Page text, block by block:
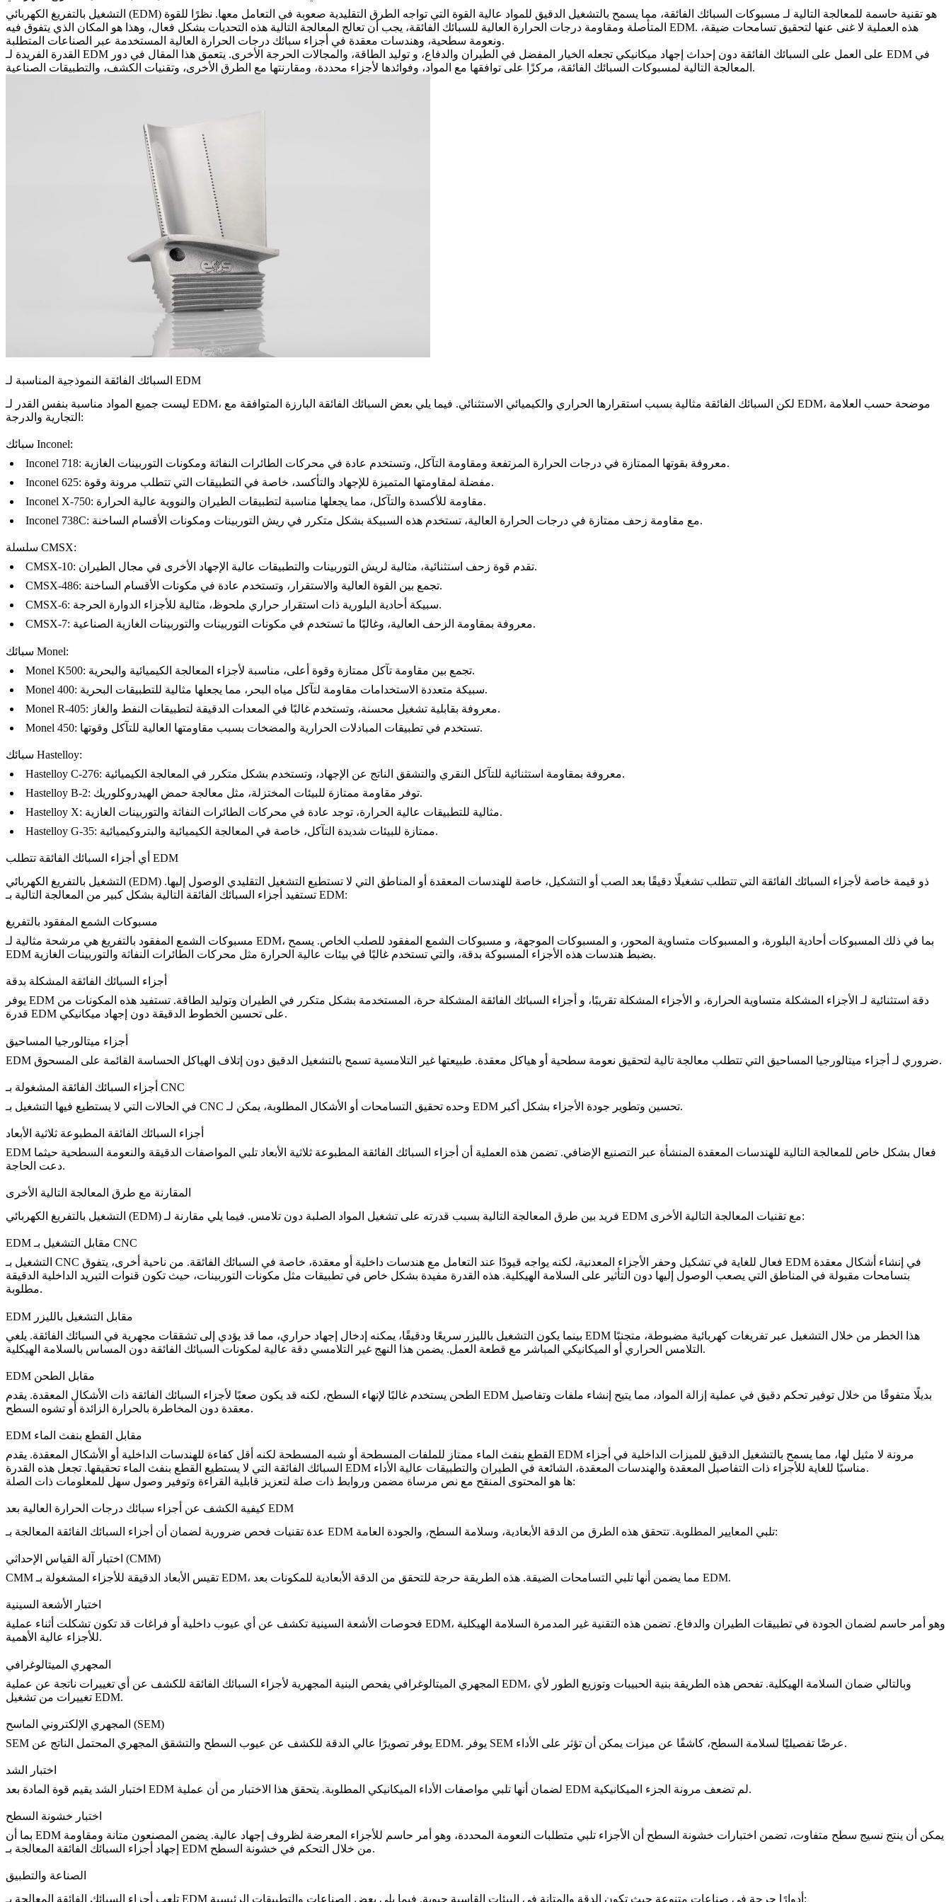
التشغيل بالتفريغ الكهربائي (EDM)
هو تقنية حاسمة للمعالجة التالية لـ مسبوكات السبائك الفائقة، مما يسمح بالتشغيل الدقيق للمواد عالية القوة التي تواجه الطرق التقليدية صعوبة في التعامل معها. نظرًا للقوة
المتأصلة ومقاومة درجات الحرارة العالية للسبائك الفائقة، يجب أن تعالج المعالجة التالية هذه التحديات بشكل فعال، وهذا هو المكان الذي يتفوق فيه EDM. هذه العملية لا غنى عنها لتحقيق تسامحات ضيقة،
ونعومة سطحية، وهندسات معقدة في أجزاء سبائك درجات الحرارة العالية
المستخدمة عبر الصناعات المتطلبة.
القدرة الفريدة لـ EDM على العمل على السبائك الفائقة دون إحداث إجهاد ميكانيكي تجعله الخيار المفضل في الطيران والدفاع، و توليد الطاقة، والمجالات الحرجة الأخرى. يتعمق هذا المقال في دور EDM في
المعالجة التالية لمسبوكات السبائك الفائقة، مركزًا على توافقها مع المواد، وفوائدها لأجزاء محددة، ومقارنتها مع الطرق الأخرى، وتقنيات الكشف، والتطبيقات الصناعية.
السبائك الفائقة النموذجية المناسبة لـ EDM
ليست جميع المواد مناسبة بنفس القدر لـ EDM، لكن السبائك الفائقة مثالية بسبب استقرارها الحراري والكيميائي الاستثنائي. فيما يلي بعض السبائك الفائقة البارزة المتوافقة مع EDM، موضحة حسب العلامة
التجارية والدرجة:
سبائك Inconel:
Inconel 718
: معروفة بقوتها الممتازة في درجات الحرارة المرتفعة ومقاومة التآكل، وتستخدم عادة في محركات الطائرات النفاثة ومكونات التوربينات الغازية.
Inconel 625
: مفضلة لمقاومتها المتميزة للإجهاد والتأكسد، خاصة في التطبيقات التي تتطلب مرونة وقوة.
Inconel X-750
: مقاومة للأكسدة والتآكل، مما يجعلها مناسبة لتطبيقات الطيران والنووية عالية الحرارة.
Inconel 738C
: مع مقاومة زحف ممتازة في درجات الحرارة العالية، تستخدم هذه السبيكة بشكل متكرر في ريش التوربينات ومكونات الأقسام الساخنة.
سلسلة CMSX:
CMSX-10
: تقدم قوة زحف استثنائية، مثالية لريش التوربينات والتطبيقات عالية الإجهاد الأخرى في مجال الطيران.
CMSX-486
: تجمع بين القوة العالية والاستقرار، وتستخدم عادة في مكونات الأقسام الساخنة.
CMSX-6
: سبيكة أحادية البلورية ذات استقرار حراري ملحوظ، مثالية للأجزاء الدوارة الحرجة.
CMSX-7
: معروفة بمقاومة الزحف العالية، وغالبًا ما تستخدم في مكونات التوربينات والتوربينات الغازية الصناعية.
سبائك Monel:
Monel K500
: تجمع بين مقاومة تآكل ممتازة وقوة أعلى، مناسبة لأجزاء المعالجة الكيميائية والبحرية.
Monel 400
: سبيكة متعددة الاستخدامات مقاومة لتآكل مياه البحر، مما يجعلها مثالية للتطبيقات البحرية.
Monel R-405
: معروفة بقابلية تشغيل محسنة، وتستخدم غالبًا في المعدات الدقيقة لتطبيقات النفط والغاز.
Monel 450
: تستخدم في تطبيقات المبادلات الحرارية والمضخات بسبب مقاومتها العالية للتآكل وقوتها.
سبائك Hastelloy:
Hastelloy C-276
: معروفة بمقاومة استثنائية للتآكل النقري والتشقق الناتج عن الإجهاد، وتستخدم بشكل متكرر في المعالجة الكيميائية.
Hastelloy B-2
: توفر مقاومة ممتازة للبيئات المختزلة، مثل معالجة حمض الهيدروكلوريك.
Hastelloy X
: مثالية للتطبيقات عالية الحرارة، توجد عادة في محركات الطائرات النفاثة والتوربينات الغازية.
Hastelloy G-35
: ممتازة للبيئات شديدة التآكل، خاصة في المعالجة الكيميائية والبتروكيميائية.
أي أجزاء السبائك الفائقة تتطلب EDM
التشغيل بالتفريغ الكهربائي (EDM) ذو قيمة خاصة لأجزاء السبائك الفائقة التي تتطلب تشغيلًا دقيقًا بعد الصب أو التشكيل، خاصة للهندسات المعقدة أو المناطق التي لا تستطيع التشغيل التقليدي الوصول إليها.
تستفيد أجزاء السبائك الفائقة التالية بشكل كبير من المعالجة التالية بـ EDM:
مسبوكات الشمع المفقود بالتفريغ
مسبوكات الشمع المفقود بالتفريغ
هي مرشحة مثالية لـ EDM، بما في ذلك المسبوكات أحادية البلورة، و المسبوكات متساوية المحور ، و المسبوكات الموجهة، و مسبوكات الشمع المفقود للصلب الخاص. يسمح
EDM بضبط هندسات هذه الأجزاء المسبوكة بدقة، والتي تستخدم غالبًا في بيئات عالية الحرارة مثل محركات الطائرات النفاثة والتوربينات الغازية.
أجزاء السبائك الفائقة المشكلة بدقة
يوفر EDM دقة استثنائية لـ الأجزاء المشكلة متساوية الحرارة، و الأجزاء المشكلة تقريبًا، و أجزاء السبائك الفائقة المشكلة حرة، المستخدمة بشكل متكرر في الطيران وتوليد الطاقة. تستفيد هذه المكونات من
قدرة EDM على تحسين الخطوط الدقيقة دون إجهاد ميكانيكي.
أجزاء ميتالورجيا المساحيق
EDM ضروري لـ أجزاء ميتالورجيا المساحيق التي تتطلب معالجة تالية لتحقيق نعومة سطحية أو هياكل معقدة. طبيعتها غير التلامسية تسمح بالتشغيل الدقيق دون إتلاف الهياكل الحساسة القائمة على المسحوق.
أجزاء السبائك الفائقة المشغولة بـ CNC
في الحالات التي لا يستطيع فيها التشغيل بـ CNC وحده تحقيق التسامحات أو الأشكال المطلوبة، يمكن لـ EDM تحسين وتطوير جودة الأجزاء بشكل أكبر.
أجزاء السبائك الفائقة المطبوعة ثلاثية الأبعاد
EDM فعال بشكل خاص للمعالجة التالية للهندسات المعقدة المنشأة عبر
التصنيع الإضافي. تضمن هذه العملية أن أجزاء السبائك الفائقة المطبوعة ثلاثية الأبعاد تلبي المواصفات الدقيقة والنعومة السطحية حيثما
دعت الحاجة.
المقارنة مع طرق المعالجة التالية الأخرى
التشغيل بالتفريغ الكهربائي (EDM)
فريد بين طرق المعالجة التالية بسبب قدرته على تشغيل المواد الصلبة دون تلامس. فيما يلي مقارنة لـ EDM مع تقنيات المعالجة التالية الأخرى:
EDM مقابل التشغيل بـ CNC
التشغيل بـ CNC
بتسامحات مقبولة في المناطق التي يصعب الوصول إليها دون التأثير على السلامة الهيكلية. هذه القدرة مفيدة بشكل خاص في تطبيقات مثل مكونات التوربينات، حيث تكون قنوات التبريد الداخلية الدقيقة
مطلوبة.
EDM مقابل التشغيل بالليزر
بينما يكون التشغيل بالليزر سريعًا ودقيقًا، يمكنه إدخال إجهاد حراري، مما قد يؤدي إلى تشققات مجهرية في السبائك الفائقة. يلغي EDM هذا الخطر من خلال التشغيل عبر تفريغات كهربائية مضبوطة، متجنبًا
التلامس الحراري أو الميكانيكي المباشر مع قطعة العمل. يضمن هذا النهج غير التلامسي دقة عالية لمكونات السبائك الفائقة دون المساس بالسلامة الهيكلية.
EDM مقابل الطحن
الطحن يستخدم غالبًا لإنهاء السطح، لكنه قد يكون صعبًا لأجزاء السبائك الفائقة ذات الأشكال المعقدة. يقدم EDM بديلًا متفوقًا من خلال توفير تحكم دقيق في عملية إزالة المواد، مما يتيح إنشاء ملفات وتفاصيل
معقدة دون المخاطرة بالحرارة الزائدة أو تشوه السطح.
EDM مقابل القطع بنفث الماء
القطع بنفث الماء ممتاز للملفات المسطحة أو شبه المسطحة لكنه أقل كفاءة للهندسات الداخلية أو الأشكال المعقدة. يقدم EDM مرونة لا مثيل لها، مما يسمح بالتشغيل الدقيق للميزات الداخلية في أجزاء
السبائك الفائقة التي لا يستطيع القطع بنفث الماء تحقيقها. تجعل هذه القدرة EDM مناسبًا للغاية للأجزاء ذات التفاصيل المعقدة والهندسات المعقدة، الشائعة في الطيران والتطبيقات عالية الأداء.
ها هو المحتوى المنقح مع نص مرساة مضمن وروابط ذات صلة لتعزيز قابلية القراءة وتوفير وصول سهل للمعلومات ذات الصلة:
كيفية الكشف عن أجزاء سبائك درجات الحرارة العالية بعد EDM
عدة تقنيات فحص ضرورية لضمان أن أجزاء السبائك الفائقة المعالجة بـ EDM تلبي المعايير المطلوبة. تتحقق هذه الطرق من الدقة الأبعادية، وسلامة السطح، والجودة العامة:
اختبار آلة القياس الإحداثي (CMM)
CMM
تقيس الأبعاد الدقيقة للأجزاء المشغولة بـ EDM، مما يضمن أنها تلبي التسامحات الضيقة. هذه الطريقة حرجة للتحقق من الدقة الأبعادية للمكونات بعد EDM.
اختبار الأشعة السينية
فحوصات الأشعة السينية تكشف عن أي عيوب داخلية أو فراغات قد تكون تشكلت أثناء عملية EDM، وهو أمر حاسم لضمان الجودة في تطبيقات الطيران والدفاع. تضمن هذه التقنية غير المدمرة السلامة الهيكلية
للأجزاء عالية الأهمية.
المجهري الميتالوغرافي
المجهري الميتالوغرافي يفحص البنية المجهرية لأجزاء السبائك الفائقة للكشف عن أي تغييرات ناتجة عن عملية EDM، وبالتالي ضمان السلامة الهيكلية. تفحص هذه الطريقة بنية الحبيبات وتوزيع الطور لأي
تغييرات من تشغيل EDM.
المجهري الإلكتروني الماسح (SEM)
SEM
يوفر تصويرًا عالي الدقة للكشف عن عيوب السطح والتشقق المجهري المحتمل الناتج عن EDM. يوفر SEM عرضًا تفصيليًا لسلامة السطح، كاشفًا عن ميزات يمكن أن تؤثر على الأداء.
اختبار الشد
اختبار الشد
يقيم قوة المادة بعد EDM لضمان أنها تلبي مواصفات الأداء الميكانيكي المطلوبة. يتحقق هذا الاختبار من أن عملية EDM لم تضعف مرونة الجزء الميكانيكية.
اختبار خشونة السطح
بما أن EDM يمكن أن ينتج نسيج سطح متفاوت، تضمن اختبارات خشونة السطح أن الأجزاء تلبي متطلبات النعومة المحددة، وهو أمر حاسم للأجزاء المعرضة لظروف إجهاد عالية. يضمن المصنعون متانة ومقاومة
إجهاد أجزاء السبائك الفائقة المعالجة بـ EDM من خلال التحكم في خشونة السطح.
الصناعة والتطبيق
تلعب أجزاء السبائك الفائقة المعالجة بـ EDM أدوارًا حرجة في صناعات متنوعة حيث تكون الدقة والمتانة في البيئات القاسية حيوية. فيما يلي بعض الصناعات والتطبيقات الرئيسية: